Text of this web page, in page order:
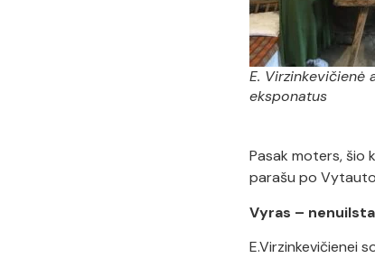
E. Virzinkevičienė
eksponatus
Pasak moters, šio
parašu po
Vyras –
E.Virzinkevičienei